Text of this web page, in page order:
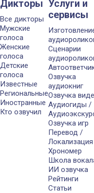
Дикторы
Все дикторы
Мужские
голоса
Женские
голоса
Детские
голоса
Известные
Региональные
Иностранные
Кто озвучил
Услуги и
сервисы
Сценарии
Озвучка
аудиокниг
Озвучка
Аудиогиды /
Озвучка игр
Перевод /
Локализация
Хрономер
Школа
ИИ озвучка
Рейтинги
Статьи